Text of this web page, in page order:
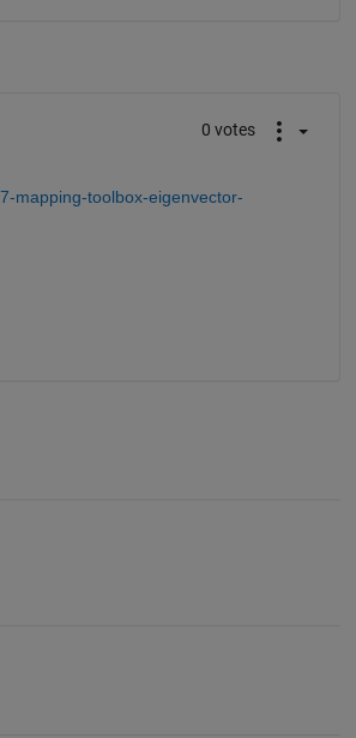
0 votes
mapping-toolbox-eigenvector-